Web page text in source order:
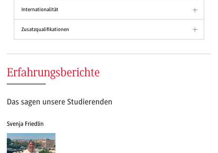
Internationalität
Zusatzqualifikationen
Erfahrungsberichte
Das sagen unsere Studierenden
Svenja Friedlin